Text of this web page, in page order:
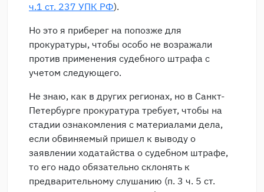
ч.1 ст. 237 УПК РФ).
Но это я приберег на попозже для
прокуратуры, чтобы особо не возражали
против применения судебного штрафа с
учетом следующего.
Не знаю, как в других регионах, но в Санкт-
Петербурге прокуратура требует, чтобы на
стадии ознакомления с материалами дела,
если обвиняемый пришел к выводу о
заявлении ходатайства о судебном штрафе,
то его надо обязательно склонять к
предварительному слушанию (п. 3 ч. 5 ст.